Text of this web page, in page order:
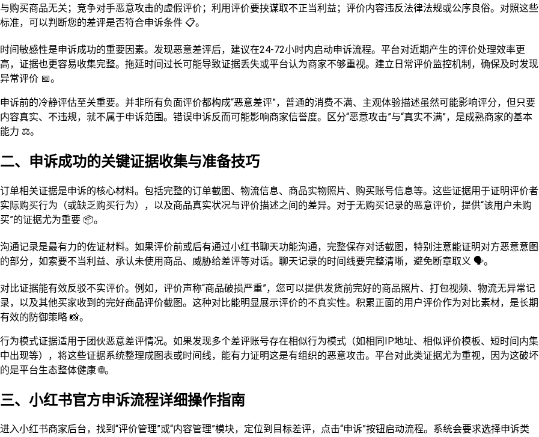
与购买商品无关；竞争对手恶意攻击的虚假评价；利用评价要挟谋取不正当利益；评价内容违反法律法规或公序良俗。对照这些
标准，可以判断您的差评是否符合申诉条件 📋。
时间敏感性是申诉成功的重要因素。发现恶意差评后，建议在24-72小时内启动申诉流程。平台对近期产生的评价处理效率更
高，证据也更容易收集完整。拖延时间过长可能导致证据丢失或平台认为商家不够重视。建立日常评价监控机制，确保及时发现
异常评价 📅。
申诉前的冷静评估至关重要。并非所有负面评价都构成“恶意差评”，普通的消费不满、主观体验描述虽然可能影响评分，但只要
内容真实、不违规，就不属于申诉范围。错误申诉反而可能影响商家信誉度。区分“恶意攻击”与“真实不满”，是成熟商家的基本
能力 ⚖️。
二、申诉成功的关键证据收集与准备技巧
订单相关证据是申诉的核心材料。包括完整的订单截图、物流信息、商品实物照片、购买账号信息等。这些证据用于证明评价者
实际购买行为（或缺乏购买行为），以及商品真实状况与评价描述之间的差异。对于无购买记录的恶意评价，提供“该用户未购
买”的证据尤为重要 📦。
沟通记录是最有力的佐证材料。如果评价前或后有通过小红书聊天功能沟通，完整保存对话截图，特别注意能证明对方恶意意图
的部分，如索要不当利益、承认未使用商品、威胁给差评等对话。聊天记录的时间线要完整清晰，避免断章取义 🗣️。
对比证据能有效反驳不实评价。例如，评价声称“商品破损严重”，您可以提供发货前完好的商品照片、打包视频、物流无异常记
录，以及其他买家收到的完好商品评价截图。这种对比能明显展示评价的不真实性。积累正面的用户评价作为对比素材，是长期
有效的防御策略 📸。
行为模式证据适用于团伙恶意差评情况。如果发现多个差评账号存在相似行为模式（如相同IP地址、相似评价模板、短时间内集
中出现等），将这些证据系统整理成图表或时间线，能有力证明这是有组织的恶意攻击。平台对此类证据尤为重视，因为这破坏
的是平台生态整体健康 🌐。
三、小红书官方申诉流程详细操作指南
进入小红书商家后台，找到“评价管理”或“内容管理”模块，定位到目标差评，点击“申诉”按钮启动流程。系统会要求选择申诉类